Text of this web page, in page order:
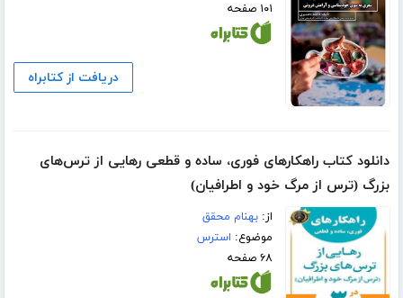
۱۰۱ صفحه
دریافت از کتابراه
دانلود کتاب راهکارهای فوری، ساده و قطعی رهایی از ترس‌های
بزرگ (ترس از مرگ خود و اطرافیان)
از:بهنام محقق
موضوع: استرس
۶۸ صفحه